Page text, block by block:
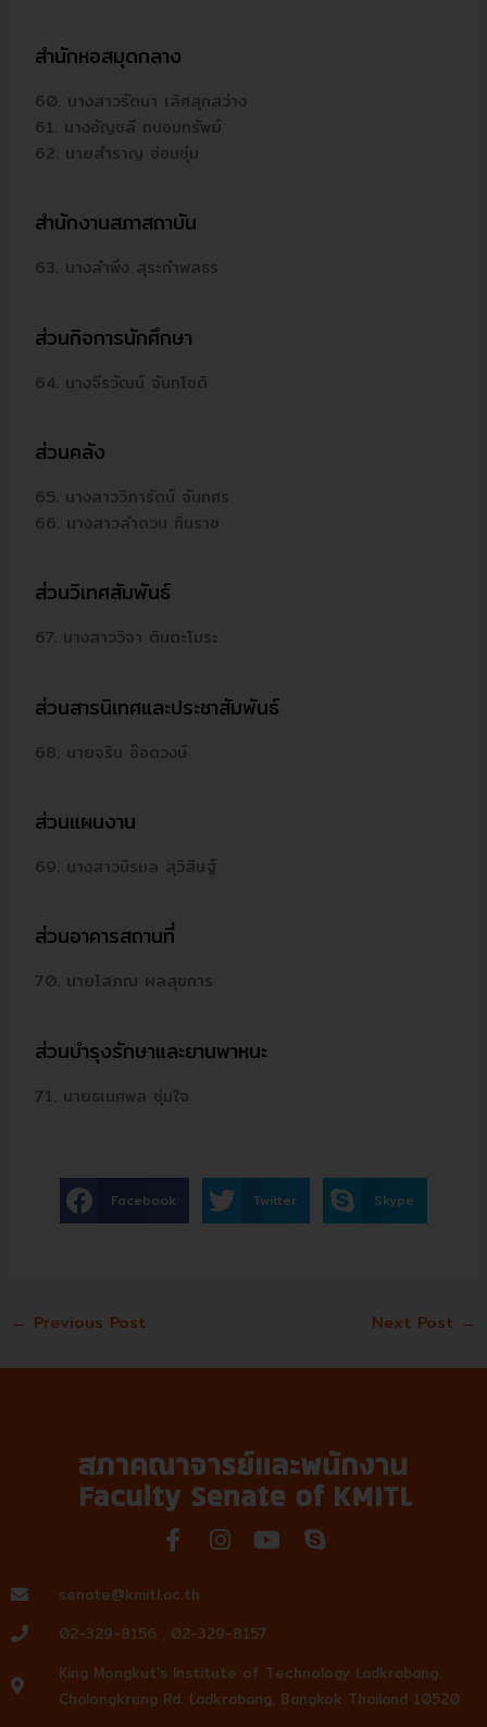
สำนักหอสมุดกลาง
60. นางสาวรัตนา เลิศสุกสว่าง
61. นางอัญชลี ถนอมทรัพย์
62. นายสำราญ อ่อนชุ่ม
สำนักงานสภาสถาบัน
63. นางลำพึง สุระกำพลธร
ส่วนกิจการนักศึกษา
64. นางจีรวัฒน์ จันทโชติ
ส่วนคลัง
65. นางสาววิภารัตน์ จันทศร
66. นางสาวลำดวน ทินราช
ส่วนวิเทศสัมพันธ์
67. นางสาววิจา ตินตะโมระ
ส่วนสารนิเทศและประชาสัมพันธ์
68. นายจริน อ๊อดวงษ์
ส่วนแผนงาน
69. นางสาวนิรมล สุวิสิษฐ์
ส่วนอาคารสถานที่
70. นายโสภณ ผลสุขการ
ส่วนบำรุงรักษาและยานพาหนะ
71. นายธเนศพล ชุ่มใจ
Facebook Twitter Skype
← Previous Post Next Post →
F
c
e
b
o
o
k
I
t
a
g
r
a
Y
t
b
e
S
senate@kmitl.ac.th
02-329-8156 , 02-329-8157
King Mongkut's Institute of Technology Ladkrabang.
Chalongkrung Rd. Ladkrabang, Bangkok Thailand 10520